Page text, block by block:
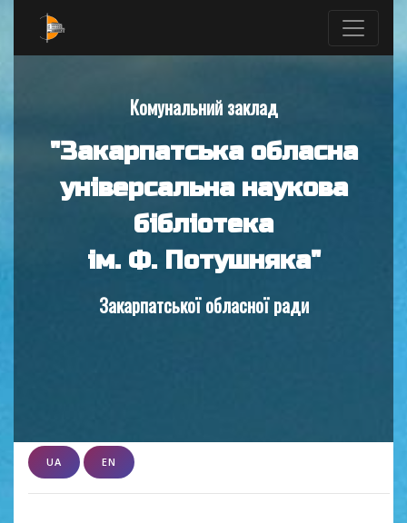
Комунальний заклад
"Закарпатська обласна
універсальна наукова
бібліотека
ім. Ф. Потушняка"
Закарпатської обласної ради
UA EN